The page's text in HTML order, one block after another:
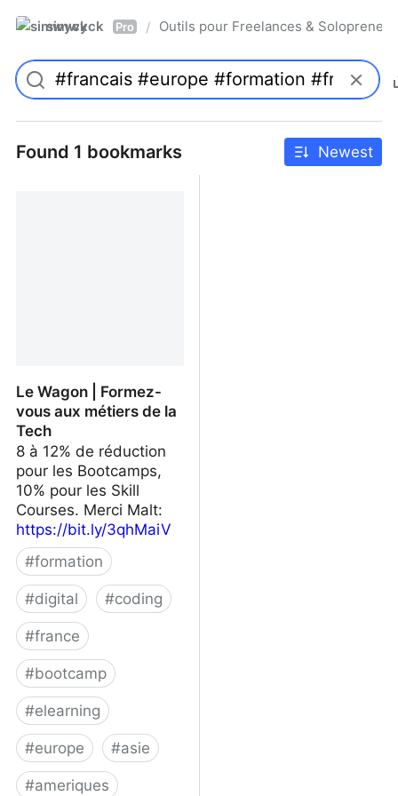
simwyck Pro / Outils pour Freelances &
Found 1 bookmarks Newest
Le Wagon | Formez-
vous aux métiers de la
Tech
8 à 12% de réduction
pour les Bootcamps,
10% pour les Skill
Courses. Merci Malt:
https://bit.ly/3qhMaiV
#formation
#digital #coding
#france
#bootcamp
#elearning
#europe #asie
#ameriques